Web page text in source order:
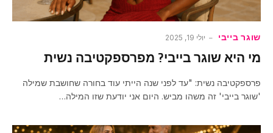
שוגר בייבי יולי 19, 2025
מי היא שוגר בייבי? מפרספקטיבה נשית
פרספקטיבה נשית: "עד לפני שנה הייתי עוד בחורה שחושבת שמילה
'שוגר בייבי' זה משהו מביש. היום אני יודעת שזו המילה…